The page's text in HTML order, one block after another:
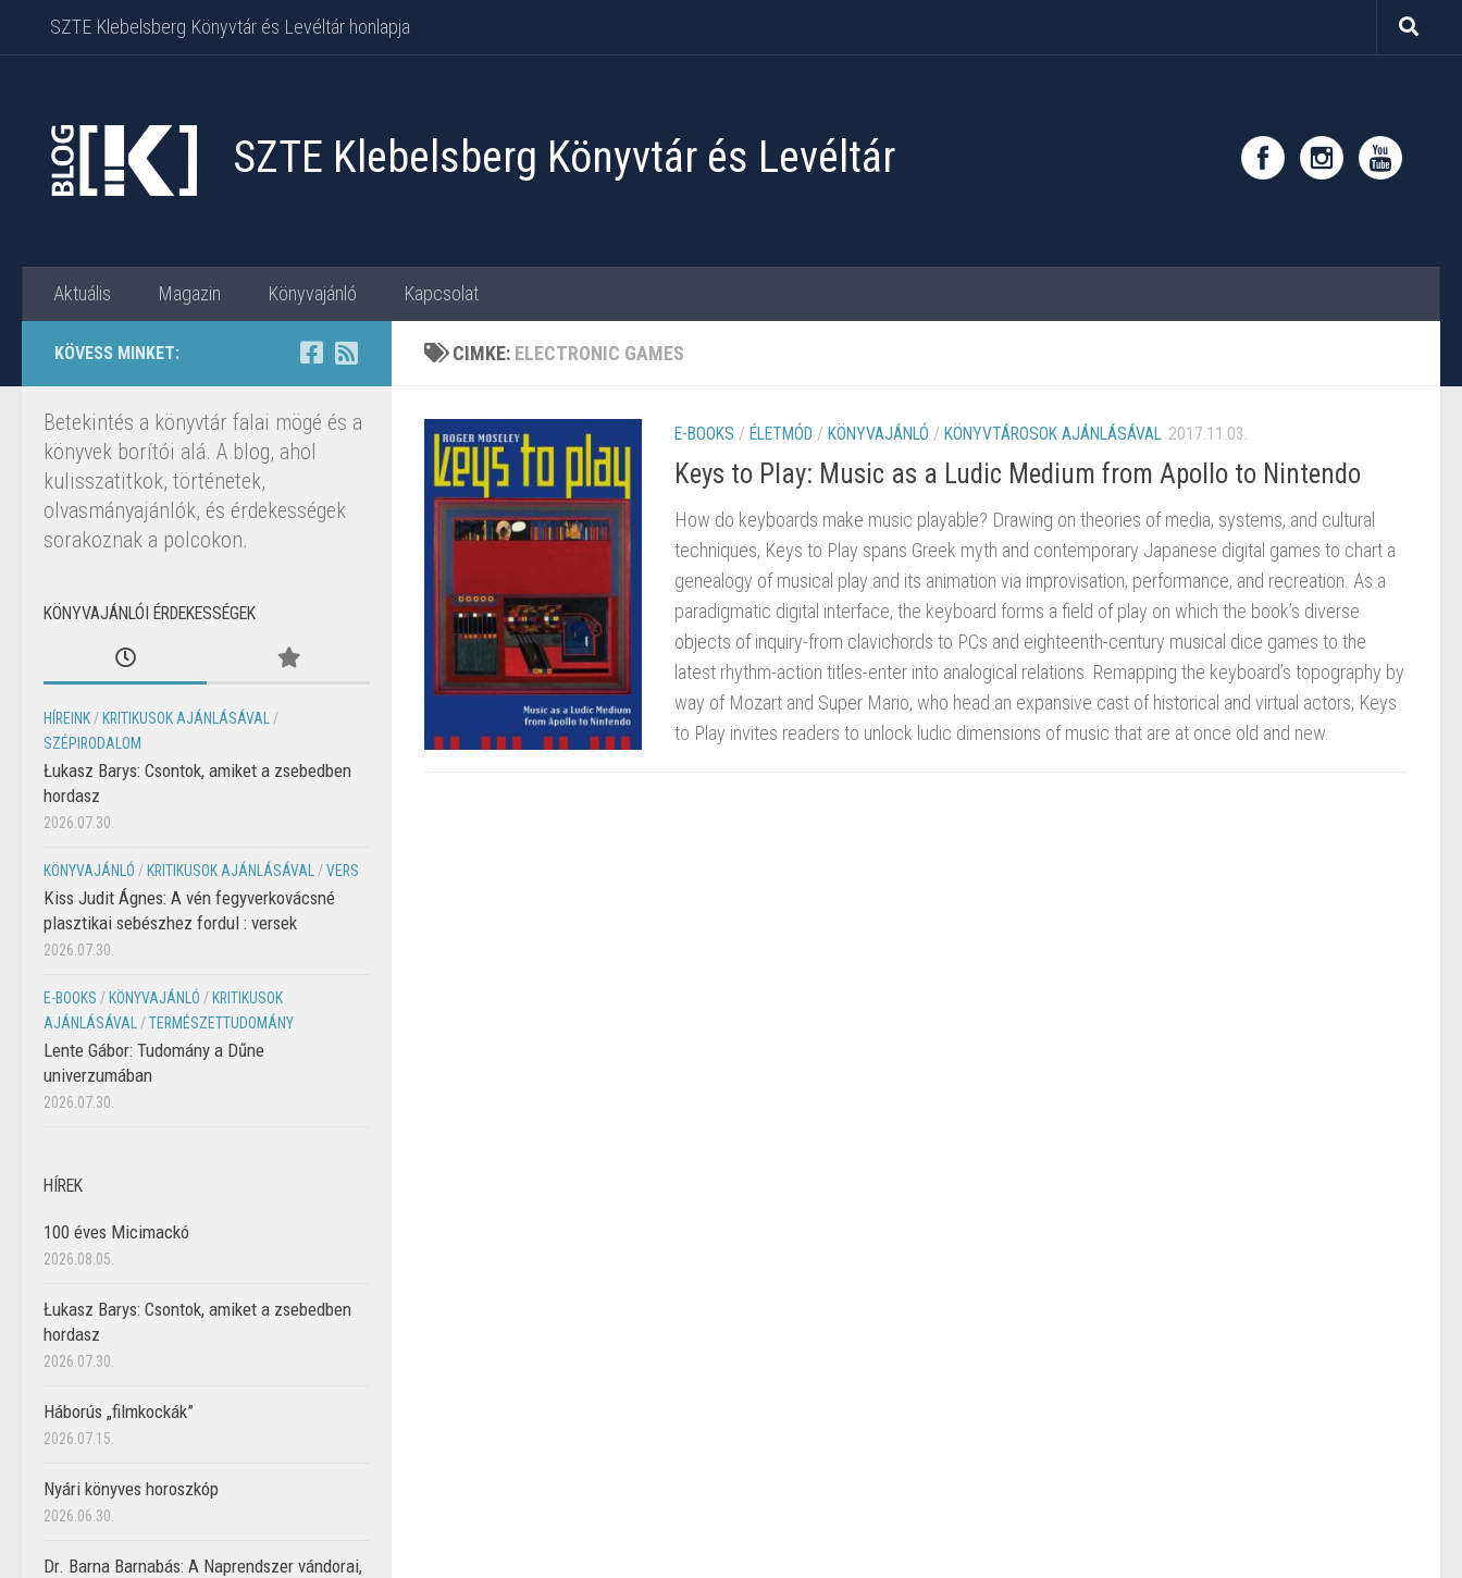
Skip to content
SZTE Klebelsberg Könyvtár és Levéltár honlapja
SZTE Klebelsberg Könyvtár és Levéltár
Aktuális Magazin Könyvajánló Kapcsolat
CIMKE: ELECTRONIC GAMES
E-BOOKS / ÉLETMÓD / KÖNYVAJÁNLÓ / KÖNYVTÁROSOK AJÁNLÁSÁVAL 2017.11.03.
Keys to Play: Music as a Ludic Medium from Apollo to Nintendo
How do keyboards make music playable? Drawing on theories of media, systems, and cultural
techniques, Keys to Play spans Greek myth and contemporary Japanese digital games to chart a
genealogy of musical play and its animation via improvisation, performance, and recreation. As a
paradigmatic digital interface, the keyboard forms a field of play on which the book’s diverse
objects of inquiry-from clavichords to PCs and eighteenth-century musical dice games to the
latest rhythm-action titles-enter into analogical relations. Remapping the keyboard’s topography by
way of Mozart and Super Mario, who head an expansive cast of historical and virtual actors, Keys
to Play invites readers to unlock ludic dimensions of music that are at once old and new.
KÖVESS MINKET:
Betekintés a könyvtár falai mögé és a
könyvek borítói alá. A blog, ahol
kulisszatitkok, történetek,
olvasmányajánlók, és érdekességek
sorakoznak a polcokon.
KÖNYVAJÁNLÓI ÉRDEKESSÉGEK
HÍREINK / KRITIKUSOK AJÁNLÁSÁVAL
/
SZÉPIRODALOM
Łukasz Barys: Csontok, amiket a zsebedben
hordasz
2026.07.30.
KÖNYVAJÁNLÓ / KRITIKUSOK AJÁNLÁSÁVAL /VERS
Kiss Judit Ágnes: A vén fegyverkovácsné
plasztikai sebészhez fordul : versek
2026.07.30.
E-BOOKS / KÖNYVAJÁNLÓ / KRITIKUSOK
AJÁNLÁSÁVAL
/TERMÉSZETTUDOMÁNY
Lente Gábor: Tudomány a Dűne
univerzumában
2026.07.30.
HÍREK
100 éves Micimackó
2026.08.05.
Łukasz Barys: Csontok, amiket a zsebedben
hordasz
2026.07.30.
Háborús „filmkockák”
2026.07.15.
Nyári könyves horoszkóp
2026.06.30.
Dr. Barna Barnabás: A Naprendszer vándorai,